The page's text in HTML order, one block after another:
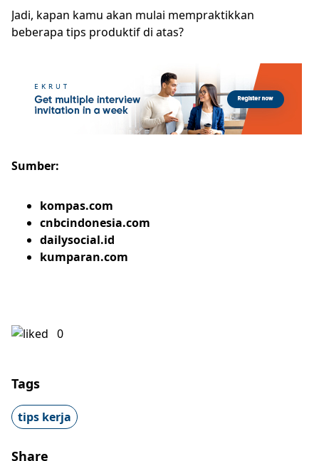
Jadi, kapan kamu akan mulai mempraktikkan
beberapa tips produktif di atas?
Sumber:
kompas.com
cnbcindonesia.com
dailysocial.id
kumparan.com
0
Tags
tips kerja
Share